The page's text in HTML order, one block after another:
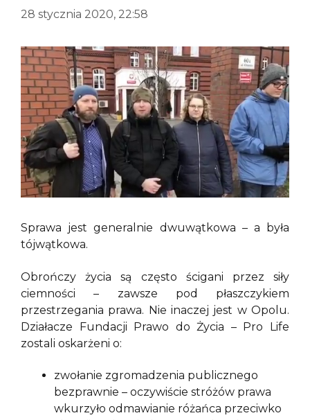
28 stycznia 2020, 22:58
Sprawa jest generalnie dwuwątkowa – a była
tójwątkowa.
Obrończy życia są często ścigani przez siły
ciemności – zawsze pod płaszczykiem
przestrzegania prawa. Nie inaczej jest w Opolu.
Działacze Fundacji Prawo do Życia – Pro Life
zostali oskarżeni o:
zwołanie zgromadzenia publicznego
bezprawnie – oczywiście stróżów prawa
wkurzyło odmawianie różańca przeciwko